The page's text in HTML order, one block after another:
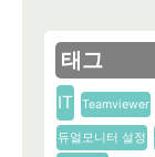
태그
IT Teamviewer
듀얼모니터 설정